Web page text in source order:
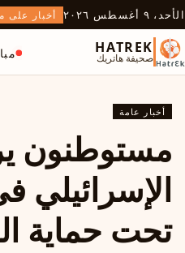
الأحد، ٩ أغسطس ٢٠٢٦ أخبار على
HATREK
صحيفة هاتريك
أخبار عامة
مستوطنون
الإسرائيلي
تحت حماية